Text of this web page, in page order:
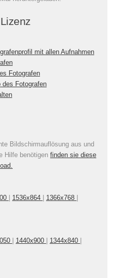
mit allen Aufnahmen
Fotografen
Fotografen
Bildschirmauflösung aus und
Hilfe benötigen finden sie diese
| 1536x864 | 1366x768 |
| 1440x900 | 1344x840 |